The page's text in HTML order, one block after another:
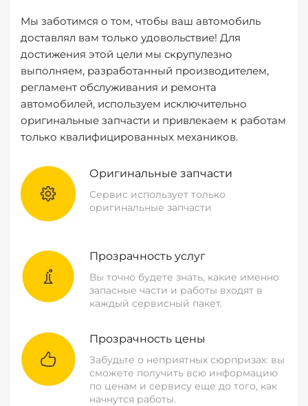
Мы заботимся о том, чтобы ваш автомобиль
доставлял вам только удовольствие! Для
достижения этой цели мы скрупулезно
выполняем, разработанный производителем,
регламент обслуживания и ремонта
автомобилей, используем исключительно
оригинальные запчасти и привлекаем к работам
только квалифицированных механиков.
Оригинальные запчасти
Сервис использует только
оригинальные запчасти
Прозрачность услуг
Вы точно будете знать, какие именно
запасные части и работы входят в
каждый сервисный пакет.
Прозрачность цены
Забудьте о неприятных сюрпризах: вы
сможете получить всю информацию
по ценам и сервису еще до того, как
начнутся работы.